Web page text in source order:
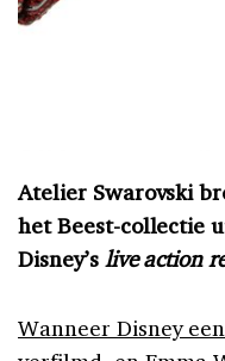
Atelier Swarovski
het Beest-collectie
Disney’s live action
Wanneer Disney